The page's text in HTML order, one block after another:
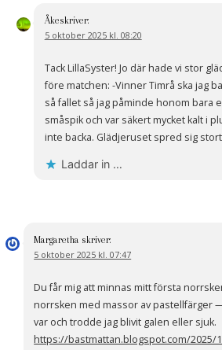
Åkeskriver:
5 oktober 2025 kl. 08:20
Tack LillaSyster! Jo där hade vi stor
före matchen: -Vinner Timrå ska jag
så fallet så jag påminde honom bara
småspik och var säkert mycket kalt i
inte backa. Glädjeruset spred sig
Laddar in …
Margaretha skriver:
5 oktober 2025 kl. 07:47
Du får mig att minnas mitt första
norrsken med massor av pastellfärger
var och trodde jag blivit galen eller sjuk.
https://bastmattan.blogspot.com/2025/